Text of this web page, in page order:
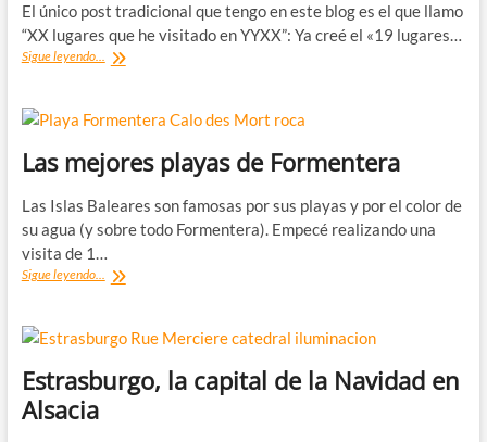
isla
El único post tradicional que tengo en este blog es el que llamo
“XX lugares que he visitado en YYXX”: Ya creé el «19 lugares…
Sigue leyendo... 20
he
en
2020
Las mejores playas de Formentera
Las Islas Baleares son famosas por sus playas y por el color de
su agua (y sobre todo Formentera). Empecé realizando una
visita de 1…
Sigue leyendo... Las
de
Formentera
Estrasburgo, la capital de la Navidad en
Alsacia